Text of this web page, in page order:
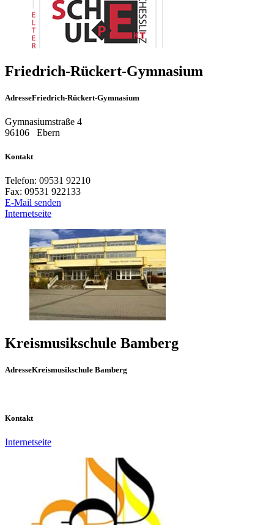
Friedrich-Rückert-Gymnasium
AdresseFriedrich-Rückert-Gymnasium
Gymnasiumstraße 4
96106
Ebern
Kontakt
Telefon: 09531 92210
Fax: 09531 922133
E-Mail senden
Internetseite
Kreismusikschule Bamberg
AdresseKreismusikschule Bamberg
Kontakt
Internetseite